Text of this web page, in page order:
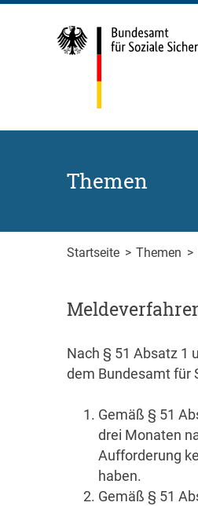
Zum Inhalt springen
Zur Suche springen
Zum Fuß der Seite springen
Themen
Startseite > Themen >
Nach § 51 Absatz 1
dem Bundesamt für
Gemäß § 51
drei Monaten
Aufforderung
haben.
Gemäß § 51